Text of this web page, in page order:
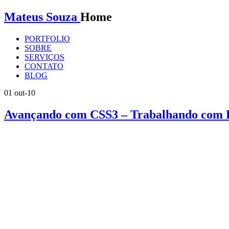
Mateus Souza Home
PORTFOLIO
SOBRE
SERVIÇOS
CONTATO
BLOG
01 out-10
Avançando com CSS3 – Trabalhando com